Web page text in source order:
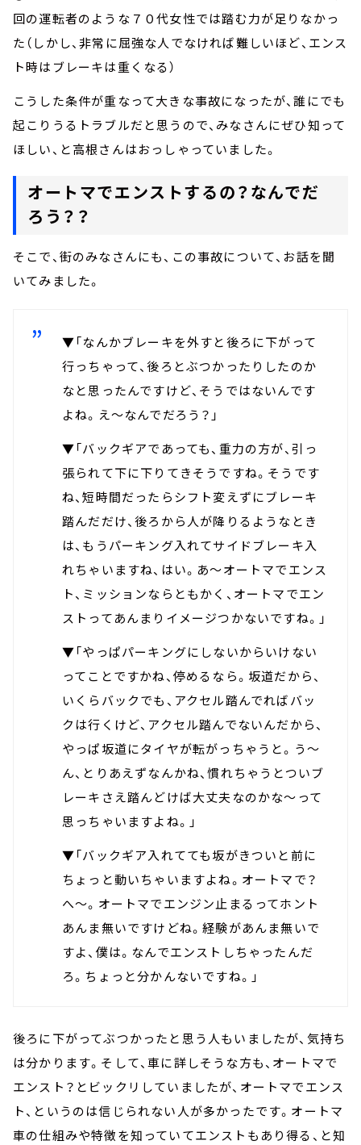
回の運転者のような７０代女性では踏む力が足りなかっ
た（しかし、非常に屈強な人でなければ難しいほど、エンス
ト時はブレーキは重くなる）
こうした条件が重なって大きな事故になったが、誰にでも
起こりうるトラブルだと思うので、みなさんにぜひ知って
ほしい、と高根さんはおっしゃっていました。
オートマでエンストするの？なんでだ
ろう？？
そこで、街のみなさんにも、この事故について、お話を聞
いてみました。
▼「なんかブレーキを外すと後ろに下がって
行っちゃって、後ろとぶつかったりしたのか
なと思ったんですけど、そうではないんです
よね。え～なんでだろう？」
▼「バックギアであっても、重力の方が、引っ
張られて下に下りてきそうですね。そうです
ね、短時間だったらシフト変えずにブレーキ
踏んだだけ、後ろから人が降りるようなとき
は、もうパーキング入れてサイドブレーキ入
れちゃいますね、はい。あ～オートマでエンス
ト、ミッションならともかく、オートマでエン
ストってあんまりイメージつかないですね。」
▼「やっぱパーキングにしないからいけない
ってことですかね、停めるなら。坂道だから、
いくらバックでも、アクセル踏んでればバッ
クは行くけど、アクセル踏んでないんだから、
やっぱ坂道にタイヤが転がっちゃうと。う～
ん、とりあえずなんかね、慣れちゃうとついブ
レーキさえ踏んどけば大丈夫なのかな～って
思っちゃいますよね。」
▼「バックギア入れてても坂がきついと前に
ちょっと動いちゃいますよね。オートマで？
へ～。オートマでエンジン止まるってホント
あんま無いですけどね。経験があんま無いで
すよ、僕は。なんでエンストしちゃったんだ
ろ。ちょっと分かんないですね。」
後ろに下がってぶつかったと思う人もいましたが、気持ち
は分かります。そして、車に詳しそうな方も、オートマで
エンスト？とビックリしていましたが、オートマでエンス
ト、というのは信じられない人が多かったです。オートマ
車の仕組みや特徴を知っていてエンストもあり得る、と知